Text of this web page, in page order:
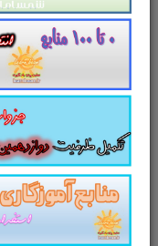
دانش آموزان کم
دانش آموزان
دانش آموزان کم
دانش آموزان
دانش آموزان کم
دانش آموزان